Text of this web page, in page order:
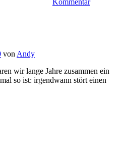
Kommentar
von Andy
wir lange Jahre zusammen ein
so ist: irgendwann stört einen